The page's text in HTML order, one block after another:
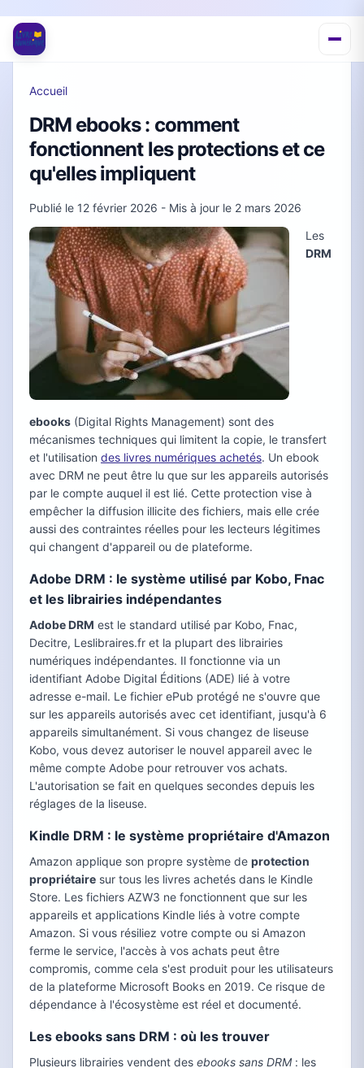
Accueil
DRM ebooks : comment
fonctionnent les protections et ce
qu'elles impliquent
Publié le 12 février 2026 - Mis à jour le 2 mars 2026
Les
DRM
ebooks (Digital Rights Management) sont des
mécanismes techniques qui limitent la copie, le transfert
et l'utilisation des livres numériques achetés. Un ebook
avec DRM ne peut être lu que sur les appareils autorisés
par le compte auquel il est lié. Cette protection vise à
empêcher la diffusion illicite des fichiers, mais elle crée
aussi des contraintes réelles pour les lecteurs légitimes
qui changent d'appareil ou de plateforme.
Adobe DRM : le système utilisé par Kobo, Fnac
et les librairies indépendantes
Adobe DRM est le standard utilisé par Kobo, Fnac,
Decitre, Leslibraires.fr et la plupart des librairies
numériques indépendantes. Il fonctionne via un
identifiant Adobe Digital Éditions (ADE) lié à votre
adresse e-mail. Le fichier ePub protégé ne s'ouvre que
sur les appareils autorisés avec cet identifiant, jusqu'à 6
appareils simultanément. Si vous changez de liseuse
Kobo, vous devez autoriser le nouvel appareil avec le
même compte Adobe pour retrouver vos achats.
L'autorisation se fait en quelques secondes depuis les
réglages de la liseuse.
Kindle DRM : le système propriétaire d'Amazon
Amazon applique son propre système de protection
propriétaire sur tous les livres achetés dans le Kindle
Store. Les fichiers AZW3 ne fonctionnent que sur les
appareils et applications Kindle liés à votre compte
Amazon. Si vous résiliez votre compte ou si Amazon
ferme le service, l'accès à vos achats peut être
compromis, comme cela s'est produit pour les utilisateurs
de la plateforme Microsoft Books en 2019. Ce risque de
dépendance à l'écosystème est réel et documenté.
Les ebooks sans DRM : où les trouver
Plusieurs librairies vendent des ebooks sans DRM: les